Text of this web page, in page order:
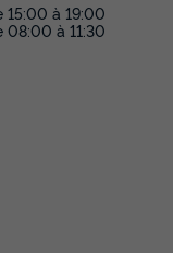
15:00 à 19:00
08:00 à 11:30